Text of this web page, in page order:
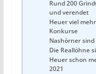
Rund 200
und verendet
Heuer viel
Konkurse
Nashörner
Die Reallöhne
Heuer schon
2021